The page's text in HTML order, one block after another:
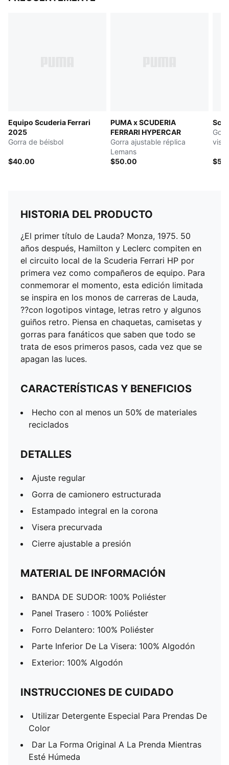
Equipo Scuderia Ferrari
2025
Gorra de béisbol
$40.00
PUMA x SCUDERIA
FERRARI HYPERCAR
Gorra ajustable réplica
Lemans
$50.00
HISTORIA DEL PRODUCTO
¿El primer título de Lauda? Monza, 1975. 50
años después, Hamilton y Leclerc compiten en
el circuito local de la Scuderia Ferrari HP por
primera vez como compañeros de equipo. Para
conmemorar el momento, esta edición limitada
se inspira en los monos de carreras de Lauda,
??con logotipos vintage, letras retro y algunos
guiños retro. Piensa en chaquetas, camisetas y
gorras para fanáticos que saben que todo se
trata de esos primeros pasos, cada vez que se
apagan las luces.
CARACTERÍSTICAS Y BENEFICIOS
Hecho con al menos un 50% de materiales
reciclados
DETALLES
Ajuste regular
Gorra de camionero estructurada
Estampado integral en la corona
Visera precurvada
Cierre ajustable a presión
MATERIAL DE INFORMACIÓN
BANDA DE SUDOR: 100% Poliéster
Panel Trasero : 100% Poliéster
Forro Delantero: 100% Poliéster
Parte Inferior De La Visera: 100% Algodón
Exterior: 100% Algodón
INSTRUCCIONES DE CUIDADO
Utilizar Detergente Especial Para Prendas De
Color
Dar La Forma Original A La Prenda Mientras
Esté Húmeda